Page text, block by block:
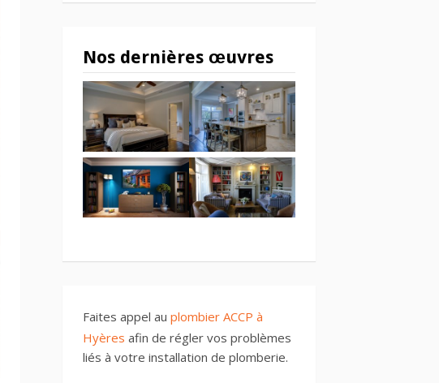
Nos dernières œuvres
Faites appel au plombier ACCP à
Hyères afin de régler vos problèmes
liés à votre installation de plomberie.